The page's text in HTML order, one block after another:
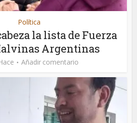
Política
la lista de Fuerza
Argentinas
Añadir comentario